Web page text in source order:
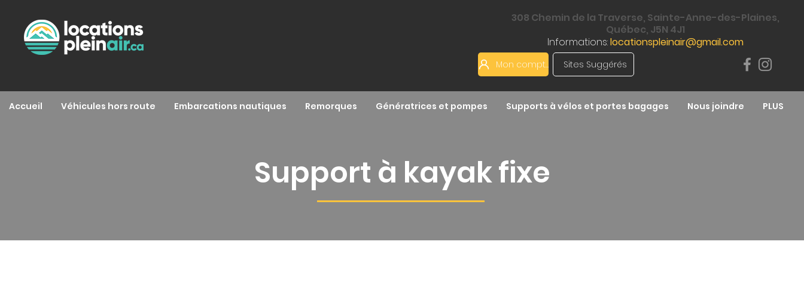
​308 Chemin de la Traverse, Sainte-Anne-des-Plaines,
Québec, J5N 4J1
Informations:locationspleinair@gmail.com
Mon compte Sites Suggérés
Accueil Véhicules hors route Embarcations nautiques Remorques Génératrices et pompes Supports à vélos et portes bagages Nous joindre PLUS
Support à kayak fixe